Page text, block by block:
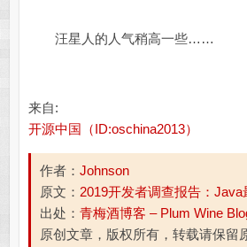
汪星人的人气稍高一些……
来自:
开源中国（ID:oschina2013）
作者： Johnson
原文： 2019开发者调查报告：
出处： 青梅酒博客 – Plum Wine
原创文章，版权所有，转载请保留